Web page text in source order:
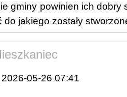
gminy powinien ich dobry
do jakiego zostały
05-26 07:41